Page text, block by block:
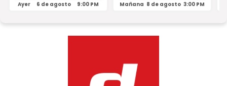
Ayer 6 de agosto 9:00 PM Mañana 8 de agosto 3:00 PM